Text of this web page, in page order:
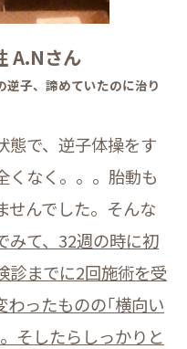
A.Nさん
子、諦めていたのに治り
態で、逆子体操をす
くなく。。。胎動も
せんでした。そんな
みて、32週の時に初
診までに2回施術を受
わったものの｢横向い
そしたらしっかりと